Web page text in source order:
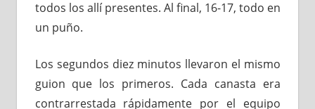
todos los allí presentes. Al final, 16-17, todo en
un puño.
Los segundos diez minutos llevaron el mismo
guion que los primeros. Cada canasta era
contrarrestada rápidamente por el equipo